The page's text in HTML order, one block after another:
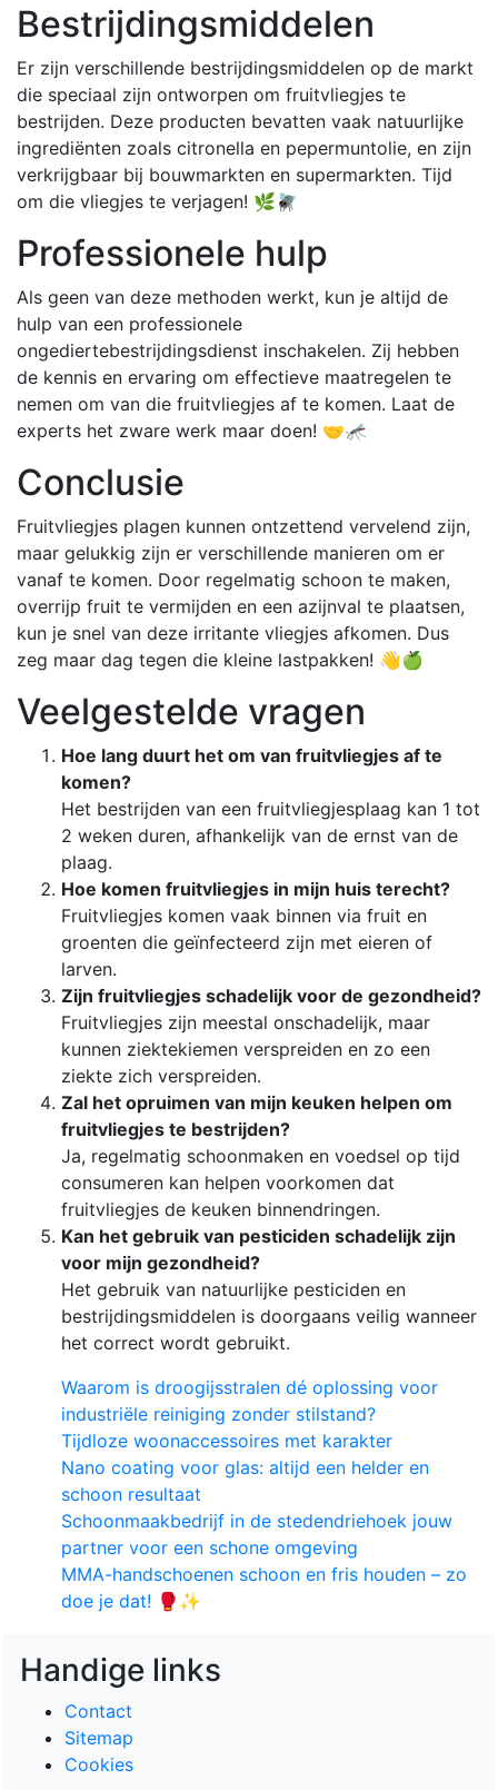
Bestrijdingsmiddelen
Er zijn verschillende bestrijdingsmiddelen op de markt
die speciaal zijn ontworpen om fruitvliegjes te
bestrijden. Deze producten bevatten vaak natuurlijke
ingrediënten zoals citronella en pepermuntolie, en zijn
verkrijgbaar bij bouwmarkten en supermarkten. Tijd
om die vliegjes te verjagen! 🌿🪰
Professionele hulp
Als geen van deze methoden werkt, kun je altijd de
hulp van een professionele
ongediertebestrijdingsdienst inschakelen. Zij hebben
de kennis en ervaring om effectieve maatregelen te
nemen om van die fruitvliegjes af te komen. Laat de
experts het zware werk maar doen! 🤝🦟
Conclusie
Fruitvliegjes plagen kunnen ontzettend vervelend zijn,
maar gelukkig zijn er verschillende manieren om er
vanaf te komen. Door regelmatig schoon te maken,
overrijp fruit te vermijden en een azijnval te plaatsen,
kun je snel van deze irritante vliegjes afkomen. Dus
zeg maar dag tegen die kleine lastpakken! 👋🍏
Veelgestelde vragen
Hoe lang duurt het om van fruitvliegjes af te
komen?
Het bestrijden van een fruitvliegjesplaag kan 1 tot
2 weken duren, afhankelijk van de ernst van de
plaag.
Hoe komen fruitvliegjes in mijn huis terecht?
Fruitvliegjes komen vaak binnen via fruit en
groenten die geïnfecteerd zijn met eieren of
larven.
Zijn fruitvliegjes schadelijk voor de gezondheid?
Fruitvliegjes zijn meestal onschadelijk, maar
kunnen ziektekiemen verspreiden en zo een
ziekte zich verspreiden.
Zal het opruimen van mijn keuken helpen om
fruitvliegjes te bestrijden?
Ja, regelmatig schoonmaken en voedsel op tijd
consumeren kan helpen voorkomen dat
fruitvliegjes de keuken binnendringen.
Kan het gebruik van pesticiden schadelijk zijn
voor mijn gezondheid?
Het gebruik van natuurlijke pesticiden en
bestrijdingsmiddelen is doorgaans veilig wanneer
het correct wordt gebruikt.
Waarom is droogijsstralen dé oplossing voor
industriële reiniging zonder stilstand?
Tijdloze woonaccessoires met karakter
Nano coating voor glas: altijd een helder en
schoon resultaat
Schoonmaakbedrijf in de stedendriehoek jouw
partner voor een schone omgeving
MMA-handschoenen schoon en fris houden – zo
doe je dat! 🥊✨
Handige links
Contact
Sitemap
Cookies